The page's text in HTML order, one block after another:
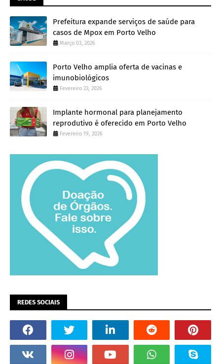
Prefeitura expande serviços de saúde para
casos de Mpox em Porto Velho
Março 03, 2026
Porto Velho amplia oferta de vacinas e
imunobiológicos
Fevereiro 23, 2026
Implante hormonal para planejamento
reprodutivo é oferecido em Porto Velho
Fevereiro 19, 2026
REDES SOCIAIS